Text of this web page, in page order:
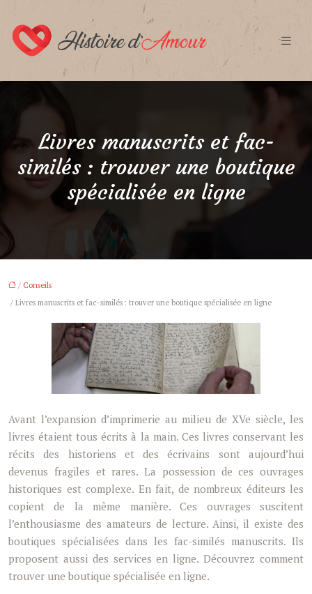
Livres manuscrits et fac-
similés : trouver une boutique
spécialisée en ligne
/ Conseils
/ Livres manuscrits et fac-similés : trouver une boutique spécialisée en ligne
Avant l’expansion d’imprimerie au milieu de XVe siècle, les
livres étaient tous écrits à la main. Ces livres conservant les
récits des historiens et des écrivains sont aujourd’hui
devenus fragiles et rares. La possession de ces ouvrages
historiques est complexe. En fait, de nombreux éditeurs les
copient de la même manière. Ces ouvrages suscitent
l’enthousiasme des amateurs de lecture. Ainsi, il existe des
boutiques spécialisées dans les fac-similés manuscrits. Ils
proposent aussi des services en ligne. Découvrez comment
trouver une boutique spécialisée en ligne.